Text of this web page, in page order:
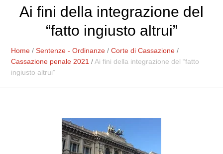
Ai fini della integrazione del
“fatto ingiusto altrui”
Home /Sentenze - Ordinanze /Corte di Cassazione /
Cassazione penale 2021 /Ai fini della integrazione del “fatto
ingiusto altrui”